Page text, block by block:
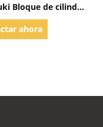
Bloque de cilindro
GS125
ahora